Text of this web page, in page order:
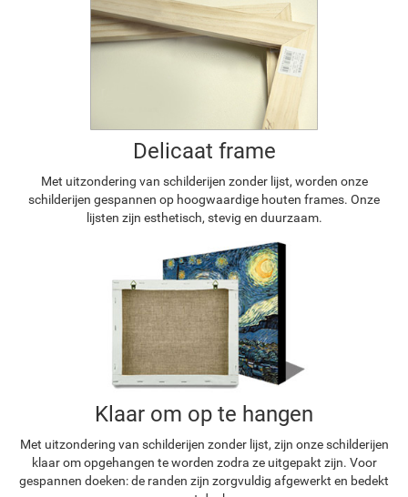
Delicaat frame
Met uitzondering van schilderijen zonder lijst, worden onze
schilderijen gespannen op hoogwaardige houten frames. Onze
lijsten zijn esthetisch, stevig en duurzaam.
Klaar om op te hangen
Met uitzondering van schilderijen zonder lijst, zijn onze schilderijen
klaar om opgehangen te worden zodra ze uitgepakt zijn. Voor
gespannen doeken: de randen zijn zorgvuldig afgewerkt en bedekt